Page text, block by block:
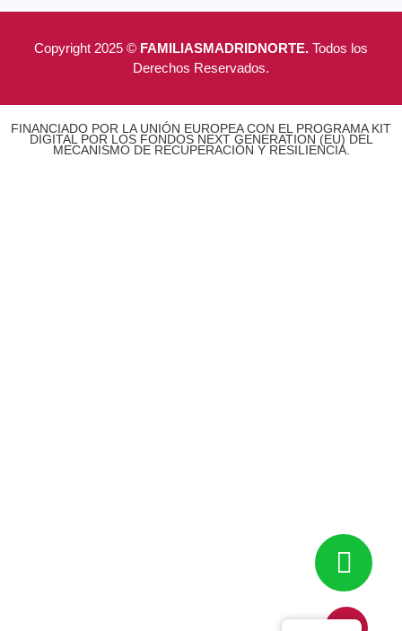
Copyright 2025 © FAMILIASMADRIDNORTE. Todos los
Derechos Reservados.
FINANCIADO POR LA UNIÓN EUROPEA CON EL PROGRAMA KIT
DIGITAL POR LOS FONDOS NEXT GENERATION (EU) DEL
MECANISMO DE RECUPERACIÓN Y RESILIENCIA.